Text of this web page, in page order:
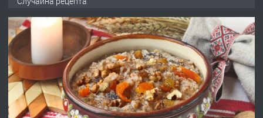
преди 10 месеца
ПРЕДЛАГА
Професионална броячна машина -
със сертификат от ЕЦБ